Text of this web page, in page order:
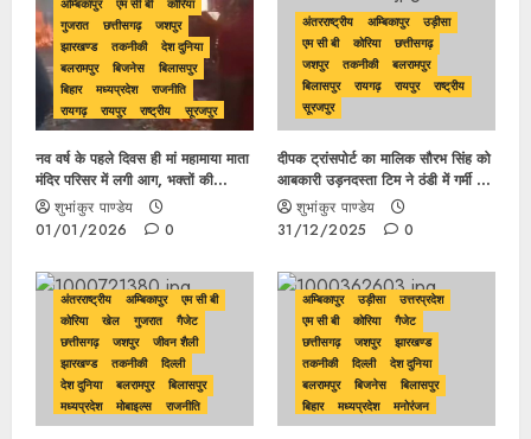
अम्बिकापुर एम सी बी
कोरिया
गुजरात
छत्तीसगढ़
जशपुर
झारखण्ड
तकनीकी
देश दुनिया
बलरामपुर
बिजनेस
बिलासपुर
बिहार
मध्यप्रदेश
राजनीति
रायगढ़
रायपुर राष्ट्रीय सूरजपुर
नव वर्ष के पहले दिवस ही मां महामाया माता
मंदिर परिसर में लगी आग, भक्तों की
लापरवाही या अशुभ संकेत ?
शुभांकुर पाण्डेय
01/01/2026
0
अंतरराष्ट्रीय अम्बिकापुर
उड़ीसा
एम सी बी
कोरिया
छत्तीसगढ़
जशपुर
तकनीकी
बलरामपुर
बिलासपुर
रायगढ़ रायपुर
राष्ट्रीय
सूरजपुर
दीपक ट्रांसपोर्ट का मालिक सौरभ सिंह को
आबकारी उड़नदस्ता टिम ने ठंडी में गर्मी का
दिलाया एहसास, 40 लाख के हरियाणा
शराब के साथ गिरफ्तार…
शुभांकुर पाण्डेय
31/12/2025
0
अंतरराष्ट्रीय अम्बिकापुर
एम सी बी
कोरिया
खेल गुजरात
गैजेट
छत्तीसगढ़
जशपुर
जीवन शैली
झारखण्ड
तकनीकी
दिल्ली
देश दुनिया
बलरामपुर
बिलासपुर
मध्यप्रदेश
मोबाइल्स
राजनीति
रायगढ़
रायपुर राष्ट्रीय सूरजपुर
अम्बिकापुर उड़ीसा
उत्तरप्रदेश
एम सी बी
कोरिया
गैजेट
छत्तीसगढ़
जशपुर
झारखण्ड
तकनीकी
दिल्ली
देश दुनिया
बलरामपुर
बिजनेस
बिलासपुर
बिहार
मध्यप्रदेश
मनोरंजन
राजनीति
रायगढ़ रायपुर
रोबोटिक